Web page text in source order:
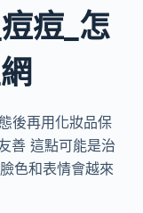
痘_怎
後再用化妝品保
善 這點可能是治
色和表情會越來